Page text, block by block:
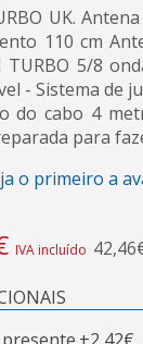
UK.
110 cm
5/8
- Sistema de
do cabo 4
para
o primeiro a
IVA incluído